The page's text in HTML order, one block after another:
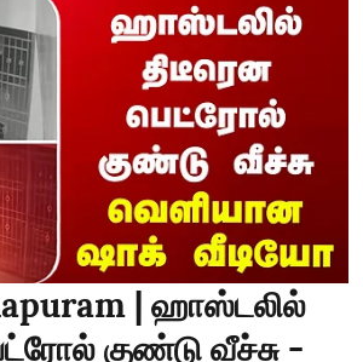
| ஹாஸ்டலில்
குண்டு வீச்சு -